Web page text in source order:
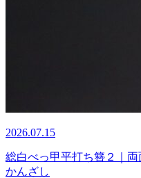
2026.07.15
総白べっ甲平打ち簪２｜
かんざし